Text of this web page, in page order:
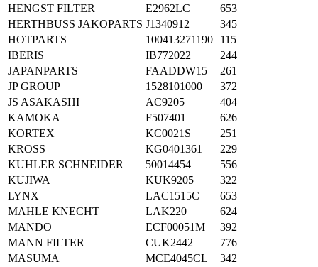
HENGST FILTER
E2962LC
653
HERTHBUSS JAKOPARTS J1340912
345
HOTPARTS
100413271190
115
IBERIS
IB772022
244
JAPANPARTS
FAADDW15
261
JP GROUP
1528101000
372
JS ASAKASHI
AC9205
404
KAMOKA
F507401
626
KORTEX
KC0021S
251
KROSS
KG0401361
229
KUHLER SCHNEIDER
50014454
556
KUJIWA
KUK9205
322
LYNX
LAC1515C
653
MAHLE KNECHT
LAK220
624
MANDO
ECF00051M
392
MANN FILTER
CUK2442
776
MASUMA
MCE4045CL
342